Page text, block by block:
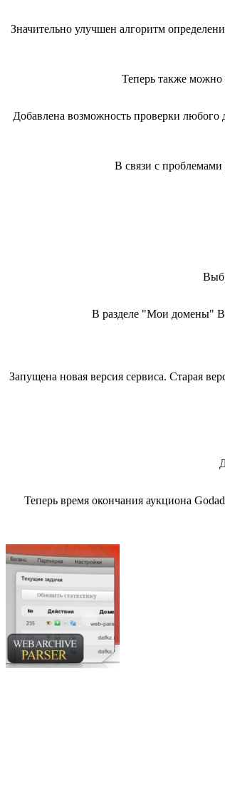
Значительно улучшен алгоритм
Теперь также можно
Добавлена возможность проверки
В связи с проблемами
В разделе "Мои домены"
Запущена новая версия сервиса. Старая
Теперь время окончания аукциона